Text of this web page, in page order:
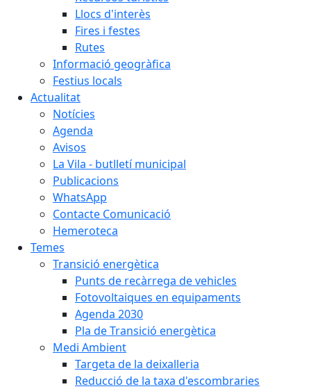
Llocs d'interès
Fires i festes
Rutes
Informació geogràfica
Festius locals
Actualitat
Notícies
Agenda
Avisos
La Vila - butlletí municipal
Publicacions
WhatsApp
Contacte Comunicació
Hemeroteca
Temes
Transició energètica
Punts de recàrrega de vehicles
Fotovoltaiques en equipaments
Agenda 2030
Pla de Transició energètica
Medi Ambient
Targeta de la deixalleria
Reducció de la taxa d'escombraries